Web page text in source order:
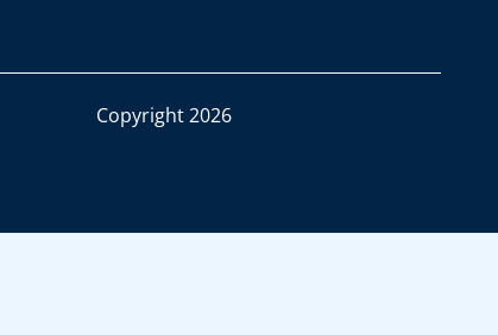
Copyright 2026